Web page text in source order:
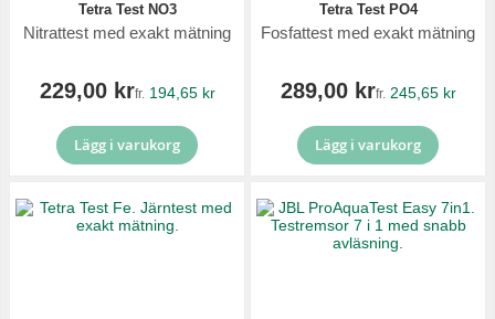
Tetra Test NO3
Nitrattest med exakt mätning
229,00 krfr. 194,65 kr
Lägg i varukorg
Tetra Test PO4
Fosfattest med exakt mätning
289,00 krfr. 245,65 kr
Lägg i varukorg